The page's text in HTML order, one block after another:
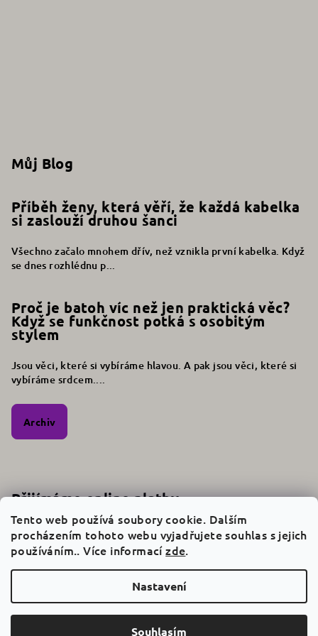
Tento web používá soubory cookie. Dalším
procházením tohoto webu vyjadřujete souhlas s jejich
používáním.. Více informacízde.
Nastavení
Souhlasím
Můj Blog
Příběh ženy, která věří, že každá kabelka
si zaslouží druhou šanci
Všechno začalo mnohem dřív, než vznikla první kabelka. Když
se dnes rozhlédnu p...
Proč je batoh víc než jen praktická věc?
Když se funkčnost potká s osobitým
stylem
Jsou věci, které si vybíráme hlavou. A pak jsou věci, které si
vybíráme srdcem....
Archiv
Přijímáme online platby
Copyright 2026Originál Srdcem. Všechna práva vyhrazena.